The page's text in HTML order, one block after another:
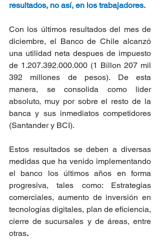
resultados, no así, en los trabajadores.
Con los últimos resultados del mes de
diciembre, el Banco de Chile alcanzó
una utilidad neta despues de impuesto
de 1.207.392.000.000 (1 Billon 207 mil
392 millones de pesos). De esta
manera, se consolida como lider
absoluto, muy por sobre el resto de la
banca y sus inmediatos competidores
(Santander y BCI).
Estos resultados se deben a diversas
medidas que ha venido implementando
el banco los últimos años en forma
progresiva, tales como: Estrategias
comerciales, aumento de inversión en
tecnologías digitales, plan de eficiencia,
cierre de sucursales y de áreas, entre
otras.